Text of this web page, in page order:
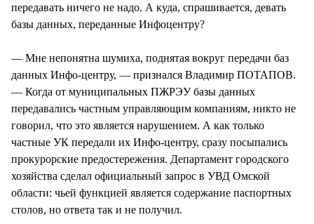
передавать ничего не надо. А куда, спрашивается, девать
базы данных, переданные Инфоцентру?
— Мне непонятна шумиха, поднятая вокруг передачи баз
данных Инфо-центру, — признался Владимир ПОТАПОВ.
— Когда от муниципальных ПЖРЭУ базы данных
передавались частным управляющим компаниям, никто не
говорил, что это является нарушением. А как только
частные УК передали их Инфо-центру, сразу посыпались
прокурорские предостережения. Департамент городского
хозяйства сделал официальный запрос в УВД Омской
области: чьей функцией является содержание паспортных
столов, но ответа так и не получил.